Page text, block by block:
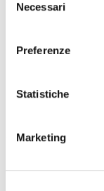
delNecessari
Preferenze
Statistiche
Marketing